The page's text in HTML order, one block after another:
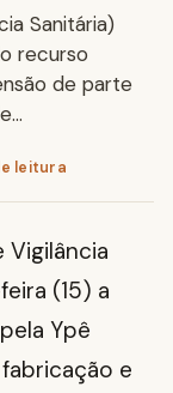
Sanitária)
recurso
de parte
leitura
Vigilância
(15) a
Ypê
e